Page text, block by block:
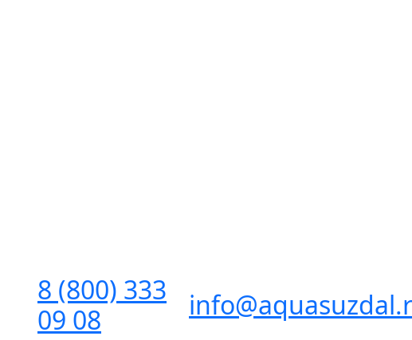
8 (800) 333
09 08